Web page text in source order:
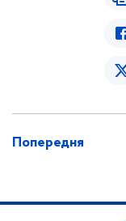
Попередня